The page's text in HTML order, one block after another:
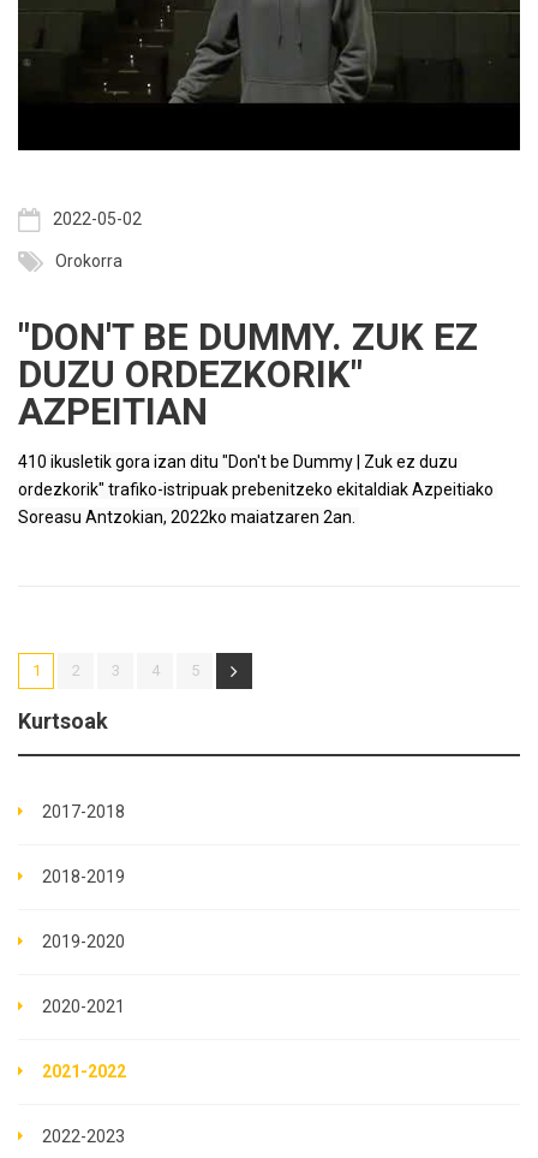
2022-05-02
Orokorra
"DON'T BE DUMMY. ZUK EZ
DUZU ORDEZKORIK"
AZPEITIAN
410 ikusletik gora izan ditu "Don't be Dummy | Zuk ez duzu
ordezkorik" trafiko-istripuak prebenitzeko ekitaldiak Azpeitiako
Soreasu Antzokian, 2022ko maiatzaren 2an.
1 2 3 4 5
Kurtsoak
2017-2018
2018-2019
2019-2020
2020-2021
2021-2022
2022-2023